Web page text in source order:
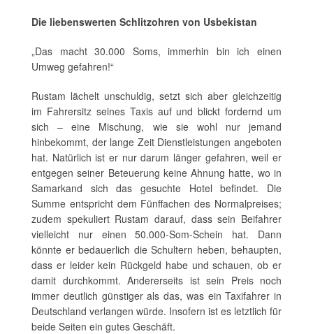
Die liebenswerten Schlitzohren von Usbekistan
„Das macht 30.000 Soms, immerhin bin ich einen
Umweg gefahren!“
Rustam lächelt unschuldig, setzt sich aber gleichzeitig
im Fahrersitz seines Taxis auf und blickt fordernd um
sich – eine Mischung, wie sie wohl nur jemand
hinbekommt, der lange Zeit Dienstleistungen angeboten
hat. Natürlich ist er nur darum länger gefahren, weil er
entgegen seiner Beteuerung keine Ahnung hatte, wo in
Samarkand sich das gesuchte Hotel befindet. Die
Summe entspricht dem Fünffachen des Normalpreises;
zudem spekuliert Rustam darauf, dass sein Beifahrer
vielleicht nur einen 50.000-Som-Schein hat. Dann
könnte er bedauerlich die Schultern heben, behaupten,
dass er leider kein Rückgeld habe und schauen, ob er
damit durchkommt. Andererseits ist sein Preis noch
immer deutlich günstiger als das, was ein Taxifahrer in
Deutschland verlangen würde. Insofern ist es letztlich für
beide Seiten ein gutes Geschäft.